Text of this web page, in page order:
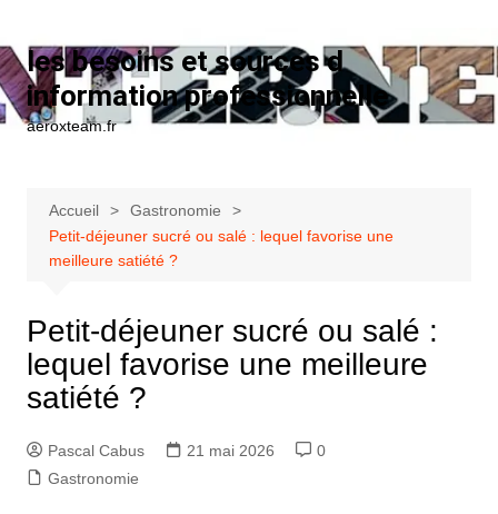
les besoins et sources d
information professionnelle
aeroxteam.fr
Accueil
Gastronomie
Petit-déjeuner sucré ou salé : lequel favorise une
meilleure satiété ?
Petit-déjeuner sucré ou salé :
lequel favorise une meilleure
satiété ?
Pascal Cabus 21 mai 2026
0
Gastronomie